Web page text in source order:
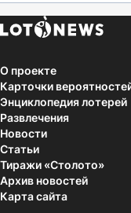
О проекте
Карточки
Энциклопедия лотерей
Развлечения
Новости
Статьи
Тиражи «Столото»
Архив новостей
Карта сайта